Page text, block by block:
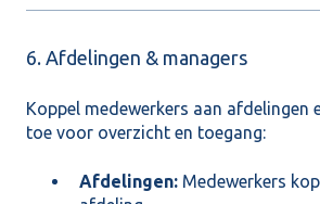
6. Afdelingen & managers
Koppel medewerkers aan afdelingen
toe voor overzicht en toegang:
Afdelingen: Medewerkers